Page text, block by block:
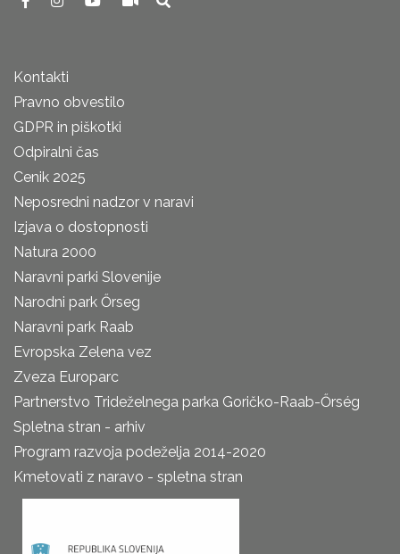
Kontakti
Pravno obvestilo
GDPR in piškotki
Odpiralni čas
Cenik 2025
Neposredni nadzor v naravi
Izjava o dostopnosti
Natura 2000
Naravni parki Slovenije
Narodni park Őrseg
Naravni park Raab
Evropska Zelena vez
Zveza Europarc
Partnerstvo Trideželnega parka Goričko-Raab-Őrség
Spletna stran - arhiv
Program razvoja podeželja 2014-2020
Kmetovati z naravo - spletna stran